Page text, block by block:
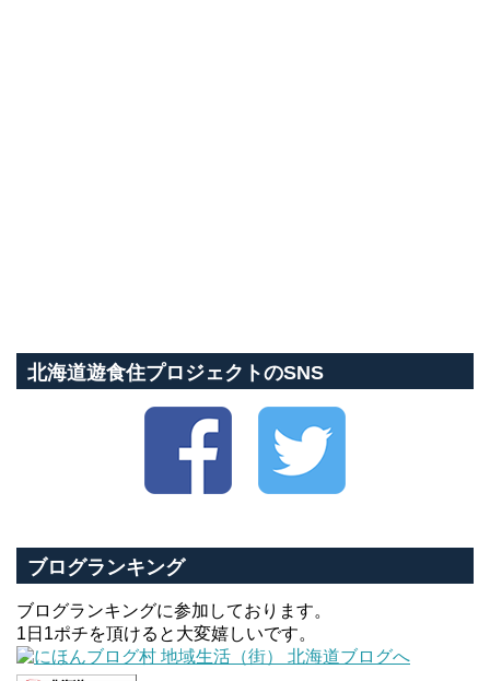
北海道遊食住プロジェクトのSNS
ブログランキング
ブログランキングに参加しております。
1日1ポチを頂けると大変嬉しいです。